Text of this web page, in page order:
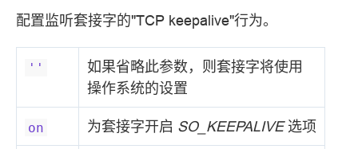
配置监听套接字的"TCP keepalive"行为。
''
如果省略此参数，则套接字将使用
操作系统的设置
on 为套接字开启 SO_KEEPALIVE选项